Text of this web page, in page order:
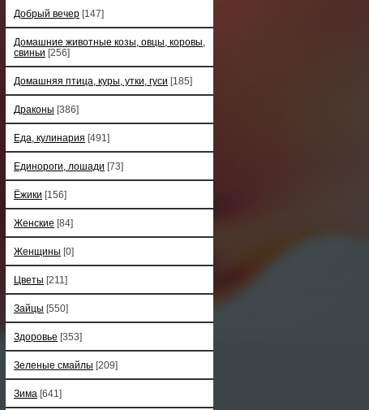
Добрый вечер [147]
Домашние животные козы, овцы, коровы,
свиньи [256]
Домашняя птица, куры, утки, гуси [185]
Драконы [386]
Еда, кулинария [491]
Единороги, лошади [73]
Ёжики [156]
Женские [84]
Женщины [0]
Цветы [211]
Зайцы [550]
Здоровье [353]
Зеленые смайлы [209]
Зима [641]